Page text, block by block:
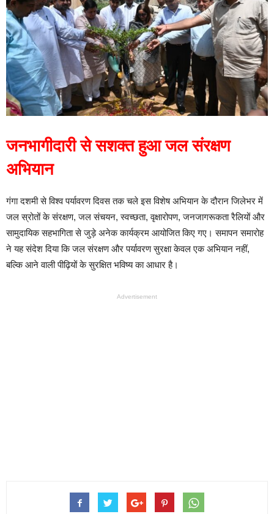
जनभागीदारी से सशक्त हुआ जल संरक्षण
अभियान
गंगा दशमी से विश्व पर्यावरण दिवस तक चले इस विशेष अभियान के दौरान जिलेभर में
जल स्रोतों के संरक्षण, जल संचयन, स्वच्छता, वृक्षारोपण, जनजागरूकता रैलियों और
सामुदायिक सहभागिता से जुड़े अनेक कार्यक्रम आयोजित किए गए। समापन समारोह
ने यह संदेश दिया कि जल संरक्षण और पर्यावरण सुरक्षा केवल एक अभियान नहीं,
बल्कि आने वाली पीढ़ियों के सुरक्षित भविष्य का आधार है।
Advertisement